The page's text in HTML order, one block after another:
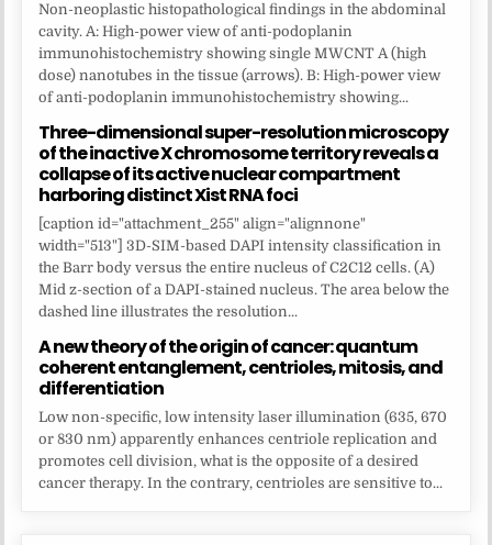
Non-neoplastic histopathological findings in the abdominal
cavity. A: High-power view of anti-podoplanin
immunohistochemistry showing single MWCNT A (high
dose) nanotubes in the tissue (arrows). B: High-power view
of anti-podoplanin immunohistochemistry showing...
Three-dimensional super-resolution microscopy
of the inactive X chromosome territory reveals a
collapse of its active nuclear compartment
harboring distinct Xist RNA foci
[caption id="attachment_255" align="alignnone"
width="513"] 3D-SIM-based DAPI intensity classification in
the Barr body versus the entire nucleus of C2C12 cells. (A)
Mid z-section of a DAPI-stained nucleus. The area below the
dashed line illustrates the resolution...
A new theory of the origin of cancer: quantum
coherent entanglement, centrioles, mitosis, and
differentiation
Low non-specific, low intensity laser illumination (635, 670
or 830 nm) apparently enhances centriole replication and
promotes cell division, what is the opposite of a desired
cancer therapy. In the contrary, centrioles are sensitive to...